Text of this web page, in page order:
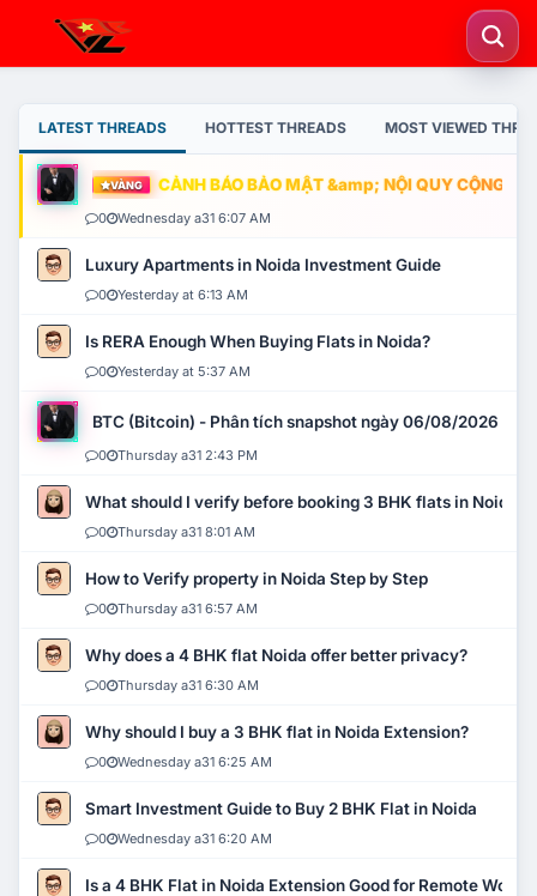
LATEST THREADS HOTTEST THREADS MOST VIEWED
VÀNG CẢNH BÁO BẢO MẬT &amp; NỘI QUY CỘNG
0 Wednesday a31 6:07 AM
Luxury Apartments in Noida Investment Guide
0 Yesterday at 6:13 AM
Is RERA Enough When Buying Flats in Noida?
0 Yesterday at 5:37 AM
BTC (Bitcoin) - Phân tích snapshot ngày 06/08/2026
0 Thursday a31 2:43 PM
What should I verify before booking 3 BHK flats in Noida?
0 Thursday a31 8:01 AM
How to Verify property in Noida Step by Step
0 Thursday a31 6:57 AM
Why does a 4 BHK flat Noida offer better privacy?
0 Thursday a31 6:30 AM
Why should I buy a 3 BHK flat in Noida Extension?
0 Wednesday a31 6:25 AM
Smart Investment Guide to Buy 2 BHK Flat in Noida
0 Wednesday a31 6:20 AM
Is a 4 BHK Flat in Noida Extension Good for Remote Work?